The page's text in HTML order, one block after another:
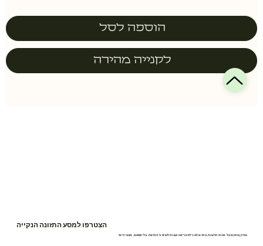
הוספה לסל
לקנייה מהירה
הצטרפו למסע התזונה הנקייה
נעדכן אתכם על מנות חדשות, טיפים לאכילה בריאה ועצות לשיפור התזונה- בלי ספאם, מבטיחים!